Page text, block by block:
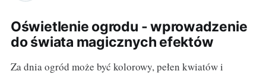
Oświetlenie ogrodu - wprowadzenie
do świata magicznych efektów
Za dnia ogród może być kolorowy, pełen kwiatów i